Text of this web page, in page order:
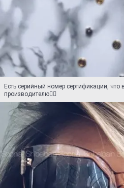
Есть серийный номер сертификации, что
производителю👍🏼